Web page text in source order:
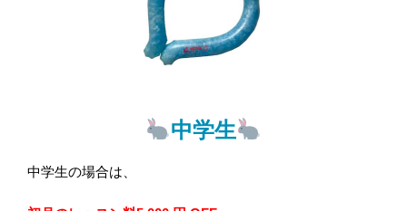
中学生
中学生の場合は、